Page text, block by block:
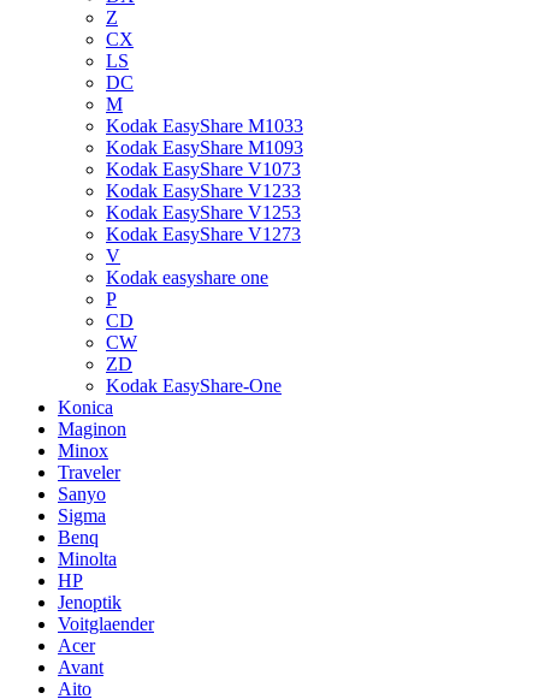
Z
CX
LS
DC
M
Kodak EasyShare M1033
Kodak EasyShare M1093
Kodak EasyShare V1073
Kodak EasyShare V1233
Kodak EasyShare V1253
Kodak EasyShare V1273
V
Kodak easyshare one
P
CD
CW
ZD
Kodak EasyShare-One
Konica
Maginon
Minox
Traveler
Sanyo
Sigma
Benq
Minolta
HP
Jenoptik
Voitglaender
Acer
Avant
Aito